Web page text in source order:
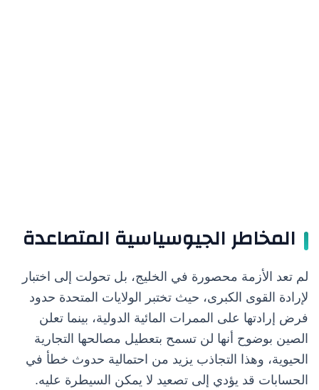
المخاطر الجيوسياسية المتصاعدة
لم تعد الأزمة محصورة في الخليج، بل تحولت إلى اختبار
لإرادة القوى الكبرى، حيث تختبر الولايات المتحدة حدود
فرض إرادتها على الممرات المائية الدولية، بينما تعلن
الصين بوضوح أنها لن تسمح بتعطيل مصالحها التجارية
الحيوية، وهذا التجاذب يزيد من احتمالية حدوث خطأ في
الحسابات قد يؤدي إلى تصعيد لا يمكن السيطرة عليه.